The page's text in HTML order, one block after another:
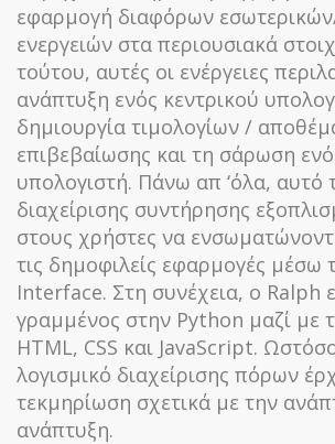
εφαρμογή διαφόρων
ενεργειών στα περιουσιακά
τούτου, αυτές οι ενέργειες
ανάπτυξη ενός κεντρικού
δημιουργία τιμολογίων /
επιβεβαίωσης και τη σάρωση
υπολογιστή. Πάνω απ ‘όλα, αυτό
διαχείρισης συντήρησης
στους χρήστες να
τις δημοφιλείς εφαρμογές μέσω
Interface. Στη συνέχεια, ο Ralph
γραμμένος στην Python μαζί με
HTML, CSS και JavaScript.
λογισμικό διαχείρισης πόρων
τεκμηρίωση σχετικά με την
ανάπτυξη.